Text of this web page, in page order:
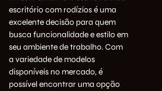
escritório com rodízios é uma
excelente decisão para quem
busca funcionalidade e estilo em
seu ambiente de trabalho. Com
a variedade de modelos
disponíveis no mercado, é
possível encontrar uma opção